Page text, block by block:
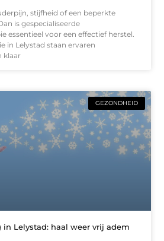
stijfheid of een beperkte
is gespecialiseerde
essentieel voor een effectief herstel.
in Lelystad staan ervaren
klaar
GEZONDHEID
Lelystad: haal weer vrij adem